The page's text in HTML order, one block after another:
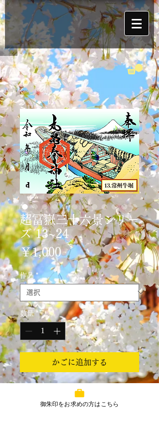
超冨嶽三十六景シリー
ズ 13~24
￥1,000価
格
作品 *
数量 *
かごに追加する
デザイナー片山卓氏の作品『超冨嶽
三十六景』シリーズとのコラボ御朱
御朱印をお求めの方はこちら